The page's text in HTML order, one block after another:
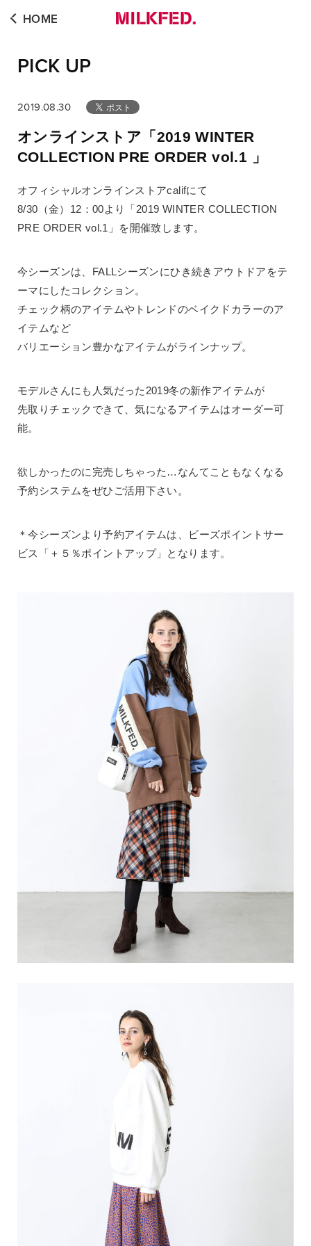
PICK UP
HOME
2019.08.30
オンラインストア「2019 WINTER
COLLECTION PRE ORDER vol.1 」
オフィシャルオンラインストアcalifにて
8/30（金）12：00より「2019 WINTER COLLECTION
PRE ORDER vol.1」を開催致します。
今シーズンは、FALLシーズンにひき続きアウトドアをテ
ーマにしたコレクション。
チェック柄のアイテムやトレンドのベイクドカラーのア
イテムなど
バリエーション豊かなアイテムがラインナップ。
モデルさんにも人気だった2019冬の新作アイテムが
先取りチェックできて、気になるアイテムはオーダー可
能。
欲しかったのに完売しちゃった…なんてこともなくなる
予約システムをぜひご活用下さい。
＊今シーズンより予約アイテムは、ビーズポイントサー
ビス「＋５％ポイントアップ」となります。